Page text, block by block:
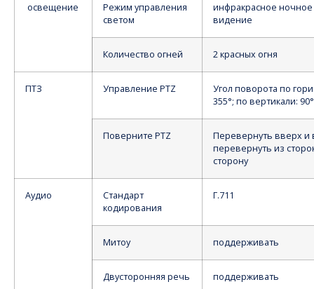
освещение
Режим управления
светом
инфракрасное ночное
видение
Количество огней 2 красных огня
ПТЗ Управление PTZ
Угол поворота по
355°; по вертикали: 90°
Поверните PTZ
Перевернуть вверх и
перевернуть из
сторону
Аудио
Стандарт
кодирования
Г.711
Митоу поддерживать
Двусторонняя речь поддерживать